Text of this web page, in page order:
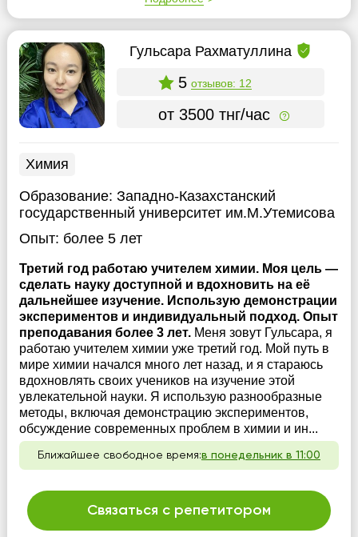
Гульсара Рахматуллина
5 отзывов: 12
от 3500 тнг/час
Химия
Образование: Западно-Казахстанский
государственный университет им.М.Утемисова
Опыт: более 5 лет
Третий год работаю учителем химии. Моя цель —
сделать науку доступной и вдохновить на её
дальнейшее изучение. Использую демонстрации
экспериментов и индивидуальный подход. Опыт
преподавания более 3 лет. Меня зовут Гульсара, я
работаю учителем химии уже третий год. Мой путь в
мире химии начался много лет назад, и я стараюсь
вдохновлять своих учеников на изучение этой
увлекательной науки. Я использую разнообразные
методы, включая демонстрацию экспериментов,
обсуждение современных проблем в химии и ин...
Ближайшее свободное время:в понедельник в 11:00
Связаться с репетитором